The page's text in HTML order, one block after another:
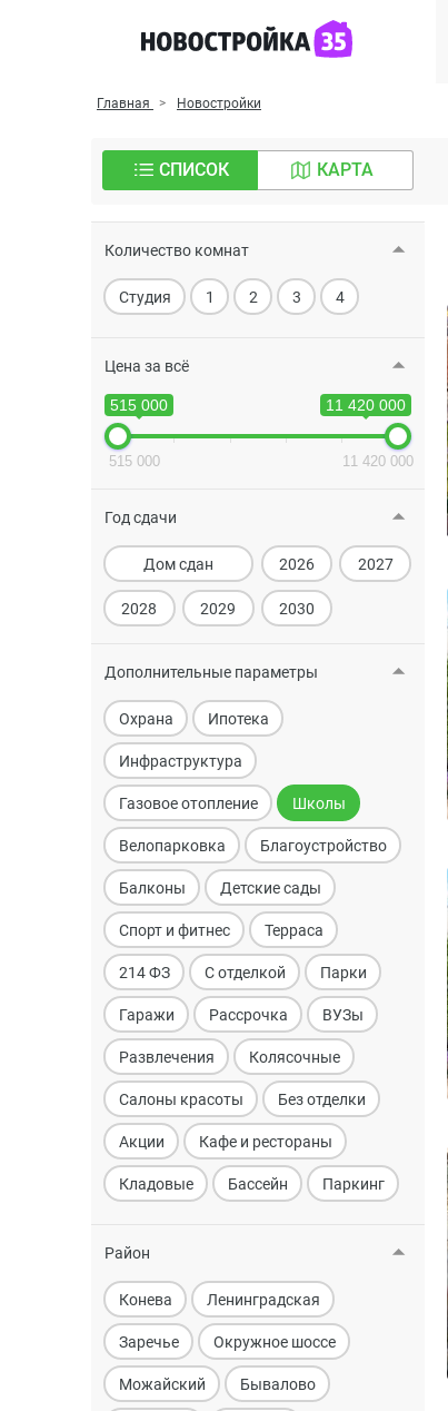
Главная Новостройки
СПИСОК КАРТА
Количество комнат
Студия 1 2 3 4
Цена за всё
515 000 11 420 000
515 000 11 420 000
Год сдачи
Дом сдан 2026 2027
2028 2029 2030
Дополнительные параметры
С отделкой Парки
Рассрочка ВУЗы
Гаражи
Салоны красоты
Акции
Колясочные
Кладовые
Развлечения
Без отделки
Кафе и рестораны
Бассейн Паркинг
Охрана Ипотека
Инфраструктура
Газовое отопление Школы
Велопарковка Благоустройство
Балконы Детские сады
Спорт и фитнес Терраса
214 ФЗ
Район
Конева Ленинградская
Заречье Окружное шоссе
Можайский Бывалово